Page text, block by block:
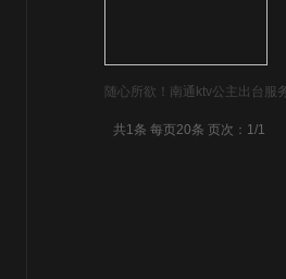
随心所欲！南通ktv公主出台服
共1条 每页20条 页次：1/1